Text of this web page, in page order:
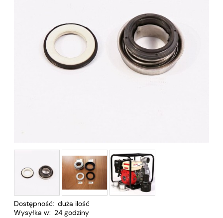
Dostępność: duża ilość
Wysyłka w: 24 godziny